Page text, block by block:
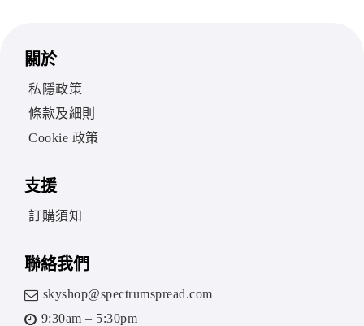
關於
私隱政策
條款及細則
Cookie 政策
支援
訂購須知
聯絡我們
skyshop@spectrumspread.com
9:30am – 5:30pm